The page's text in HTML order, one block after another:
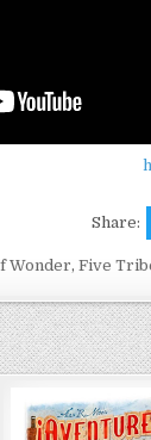
Share:
Wonder,Five